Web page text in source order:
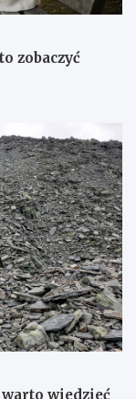
zobaczyć
wiedzieć